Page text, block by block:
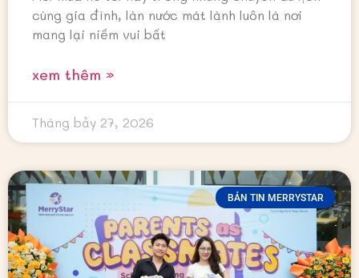
cùng gia đình, làn nước mát lành luôn là nơi
mang lại niềm vui bất
xem thêm »
Tháng bảy 27, 2026
BẢN TIN MERRYSTAR